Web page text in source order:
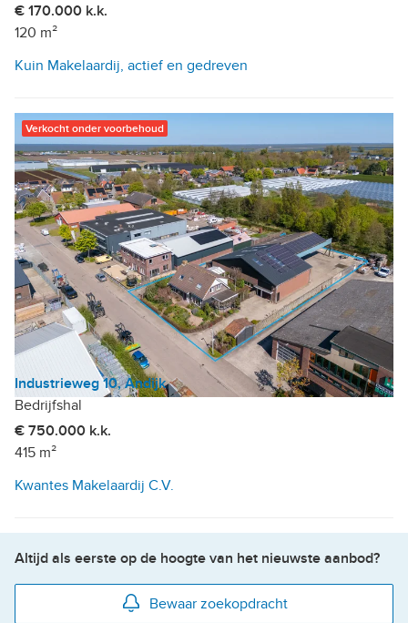
€ 170.000 k.k.
120 m²
Kuin Makelaardij, actief en gedreven
Verkocht onder voorbehoud
Industrieweg 10, Andijk
Bedrijfshal
€ 750.000 k.k.
415 m²
Kwantes Makelaardij C.V.
Altijd als eerste op de hoogte van het nieuwste aanbod?
Bewaar zoekopdracht